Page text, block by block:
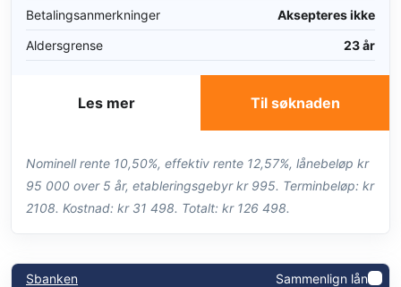
Betalingsanmerkninger
Aksepteres ikke
Aldersgrense
23 år
Til søknaden
Les mer
Nominell rente 10,50%, effektiv rente 12,57%, lånebeløp kr
95 000 over 5 år, etableringsgebyr kr 995. Terminbeløp: kr
2108. Kostnad: kr 31 498. Totalt: kr 126 498.
Sbanken Sammenlign lån